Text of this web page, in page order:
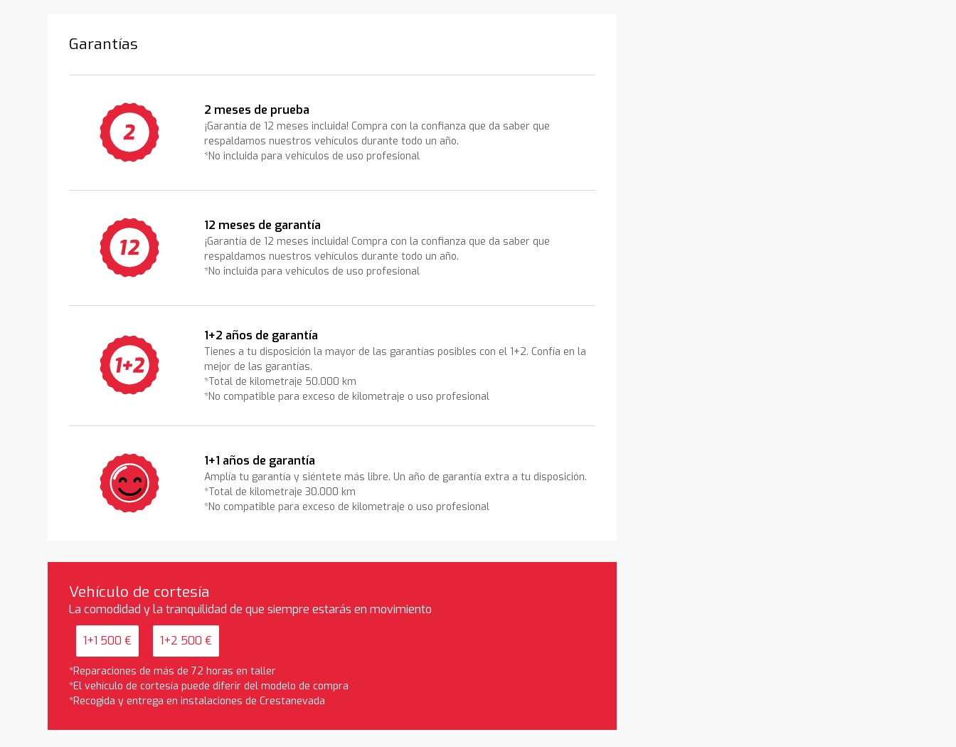
Garantías
2 meses de prueba
¡Garantía de 12 meses incluida! Compra con la confianza que da saber que
respaldamos nuestros vehículos durante todo un año.
*No incluida para vehículos de uso profesional
12 meses de garantía
¡Garantía de 12 meses incluida! Compra con la confianza que da saber que
respaldamos nuestros vehículos durante todo un año.
*No incluida para vehículos de uso profesional
1+2 años de garantía
Tienes a tu disposición la mayor de las garantías posibles con el 1+2. Confía en la
mejor de las garantías.
*Total de kilometraje 50.000 km
*No compatible para exceso de kilometraje o uso profesional
1+1 años de garantía
Amplía tu garantía y siéntete más libre. Un año de garantía extra a tu disposición.
*Total de kilometraje 30.000 km
*No compatible para exceso de kilometraje o uso profesional
Vehículo de cortesía
La comodidad y la tranquilidad de que siempre estarás en movimiento
1+1 500 € 1+2 500 €
*Reparaciones de más de 72 horas en taller
*El vehículo de cortesía puede diferir del modelo de compra
*Recogida y entrega en instalaciones de Crestanevada